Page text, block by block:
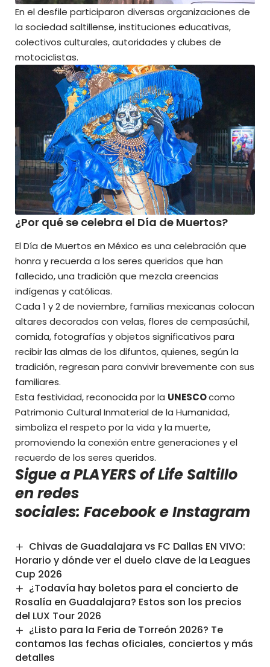
En el desfile participaron diversas organizaciones de
la sociedad saltillense, instituciones educativas,
colectivos culturales, autoridades y clubes de
motociclistas.
¿Por qué se celebra el Día de Muertos?
El Día de Muertos en México es una celebración que
honra y recuerda a los seres queridos que han
fallecido, una tradición que mezcla creencias
indígenas y católicas.
Cada 1 y 2 de noviembre, familias mexicanas colocan
altares decorados con velas, flores de cempasúchil,
comida, fotografías y objetos significativos para
recibir las almas de los difuntos, quienes, según la
tradición, regresan para convivir brevemente con sus
familiares.
Esta festividad, reconocida por la UNESCOcomo
Patrimonio Cultural Inmaterial de la Humanidad,
simboliza el respeto por la vida y la muerte,
promoviendo la conexión entre generaciones y el
recuerdo de los seres queridos.
Sigue a PLAYERS of Life Saltillo
en redes
sociales: FacebookeInstagram
Chivas de Guadalajara vs FC Dallas EN VIVO:
Horario y dónde ver el duelo clave de la Leagues
Cup 2026
¿Todavía hay boletos para el concierto de
Rosalía en Guadalajara? Estos son los precios
del LUX Tour 2026
¿Listo para la Feria de Torreón 2026? Te
contamos las fechas oficiales, conciertos y más
detalles